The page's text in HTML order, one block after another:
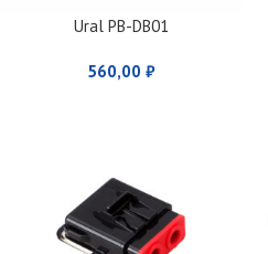
Ural PB-DB01
560,00 ₽